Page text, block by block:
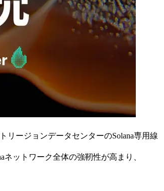
リージョンデータセンターのSolana専用線
ットワーク全体の強靭性が高まり、